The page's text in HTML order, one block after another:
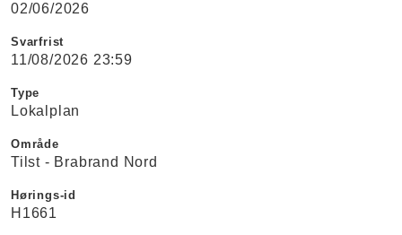
02/06/2026
Svarfrist
11/08/2026 23:59
Type
Lokalplan
Område
Tilst - Brabrand Nord
Hørings-id
H1661